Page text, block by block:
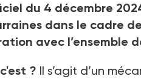
du 4 décembre
dans le cadre
avec l’ensemble
? Il s’agit d’un